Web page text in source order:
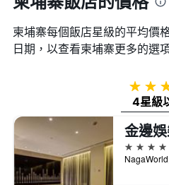
柬埔寨​每個飯店星級的平均價
日期，以查看柬埔寨​更多的選
4
4星級
5星級